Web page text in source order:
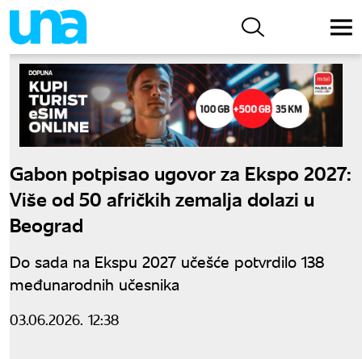
Gabon potpisao ugovor za Ekspo 2027:
Više od 50 afričkih zemalja dolazi u
Beograd
Do sada na Ekspu 2027 učešće potvrdilo 138
međunarodnih učesnika
03.06.2026. 12:38